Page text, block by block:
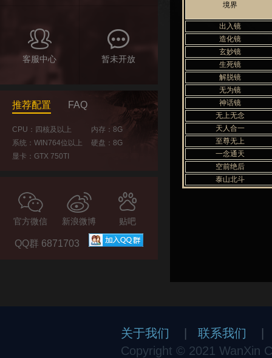
客服中心 暂未开放
推荐配置 FAQ
CPU：四核及以上
内存：8G
系统：WIN764位以上
硬盘：8G
显卡：GTX 750TI
官方微信 新浪微博 贴吧
QQ群 6871703
境界
出入镜
造化镜
玄妙镜
生死镜
解脱镜
无为镜
神话镜
无上无念
天人合一
至尊无上
一念通天
空前绝后
泰山北斗
关于我们 联系我们
Copyright © 2021 WanXin